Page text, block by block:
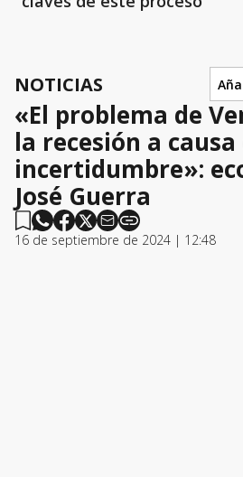
NOTICIAS
«El problema de
la recesión a causa
incertidumbre»:
José Guerra
16 de septiembre de 2024 | 12:48